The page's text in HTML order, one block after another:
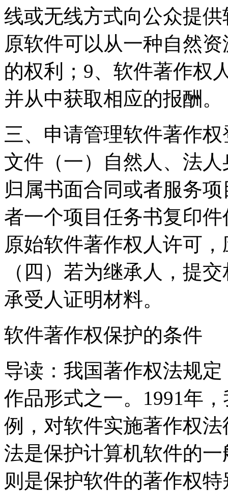
线或无线方式向公众提
原软件可以从一种自然
的权利；9、软件著作权
并从中获取相应的报酬。
三、申请管理软件著作
文件（一）自然人、法
归属书面合同或者服务
者一个项目任务书复印
原始软件著作权人许可
（四）若为继承人，提
承受人证明材料。
软件著作权保护的条件
导读：我国著作权法规
作品形式之一。1991年
例，对软件实施著作权
法是保护计算机软件的
则是保护软件的著作权